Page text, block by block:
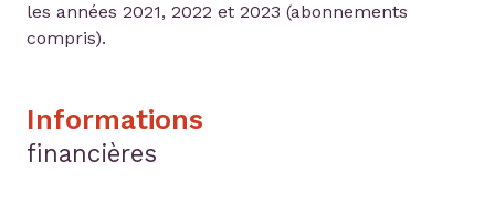
les années 2021, 2022 et 2023 (abonnements
compris).
Informations
financières